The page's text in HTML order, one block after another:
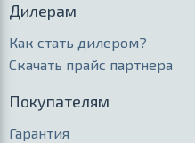
Дилерам
Как стать дилером?
Скачать прайс партнера
Покупателям
Гарантия